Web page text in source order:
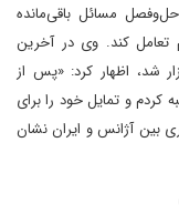
مسائل باقی‌مانده
تعامل کند. وی در آخرین
شد، اظهار کرد: «پس از
کردم و تمایل خود را برای
بین آژانس و ایران نشان